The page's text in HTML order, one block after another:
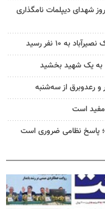
شهدای دیپلمات نامگذاری
به ۱۰ نفر رسید
به یک شهید بخشید
و رعدوبرق از سه‌شنبه
مفید است
پاسخ نظامی ضروری است